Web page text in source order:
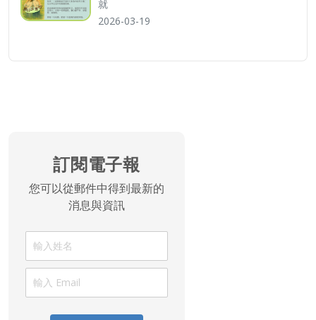
就
2026-03-19
訂閱電子報
您可以從郵件中得到最新的
消息與資訊